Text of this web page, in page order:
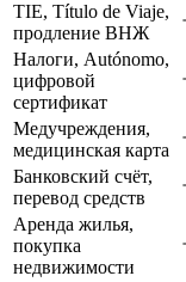
TIE, Título de Viaje,
продление ВНЖ
Налоги, Autónomo,
цифровой
сертификат
Медучреждения,
медицинская карта
Банковский счёт,
перевод средств
Аренда жилья,
покупка
недвижимости